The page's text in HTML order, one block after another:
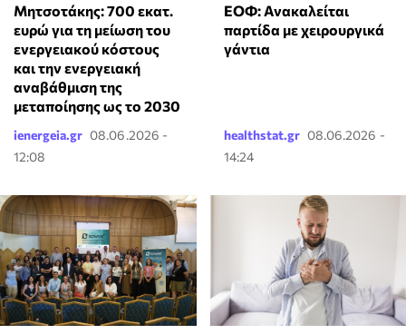
Μητσοτάκης: 700 εκατ.
ευρώ για τη μείωση του
ενεργειακού κόστους
και την ενεργειακή
αναβάθμιση της
μεταποίησης ως το 2030
ienergeia.gr 08.06.2026 -
12:08
ΕΟΦ: Ανακαλείται
παρτίδα με χειρουργικά
γάντια
healthstat.gr 08.06.2026 -
14:24